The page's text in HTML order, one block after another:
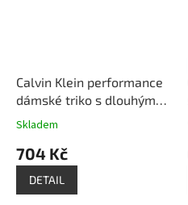
Calvin Klein performance
dámské triko s dlouhým
rukávem style PFRT4791
Skladem
704 Kč
DETAIL